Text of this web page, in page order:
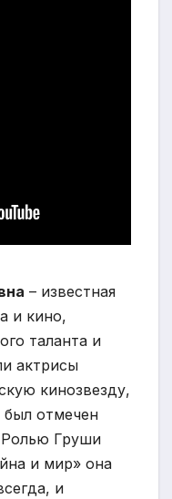
– известная
и кино,
таланта и
актрисы
кинозвезду,
был отмечен
Груши
и мир» она
и